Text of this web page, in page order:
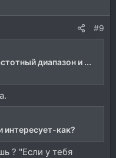
#9
диапазон и ...
интересует-как?
? "Если у тебя